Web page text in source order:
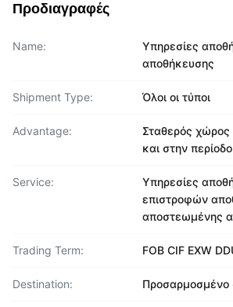
Προδιαγραφές
Name:
Υπηρεσίες
αποθήκευσης
Shipment Type: Όλοι οι τύποι
Advantage:
Σταθερός χώρος
και στην
Service:
Υπηρεσίες
επιστροφών
αποστεωμένης
Trading Term: FOB CIF EXW
Destination: Προσαρμοσμένο